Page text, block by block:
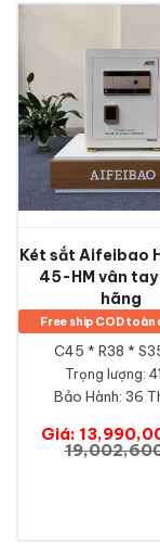
Két sắt Aifeibao
45-HM vân tay
hãng
Free ship COD toàn
C45 * R38 *
Trọng lượng:
Bảo Hành: 36
Giá: